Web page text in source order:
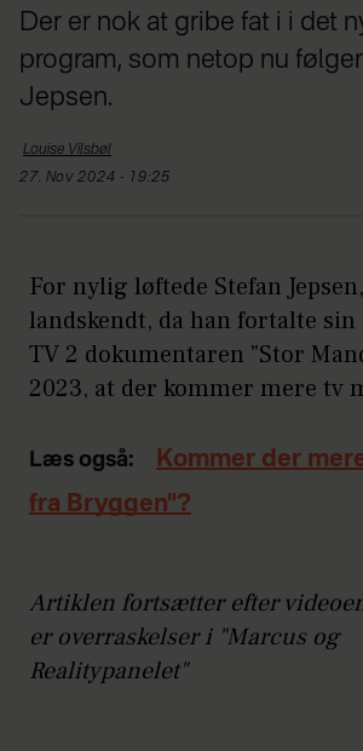
Der er nok at gribe fat i i det
program, som netop nu
Jepsen.
Louise Vilsbøl
27. Nov 2024 - 19:25
For nylig løftede Stefan
landskendt, da han fortalte
TV 2 dokumentaren "Stor
2023, at der kommer mere tv
Læs også:
Kommer der
fra Bryggen"?
Artiklen fortsætter efter
er overraskelser i "Marcus og
Realitypanelet"